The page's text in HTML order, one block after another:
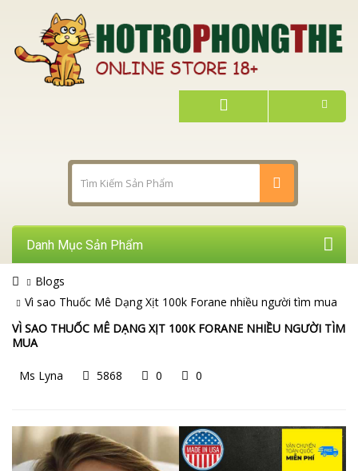
Danh Mục Sản Phẩm
Blogs
Vì sao Thuốc Mê Dạng Xịt 100k Forane nhiều người tìm mua
VÌ SAO THUỐC MÊ DẠNG XỊT 100K FORANE NHIỀU NGƯỜI TÌM
MUA
Ms Lyna 5868 0 0